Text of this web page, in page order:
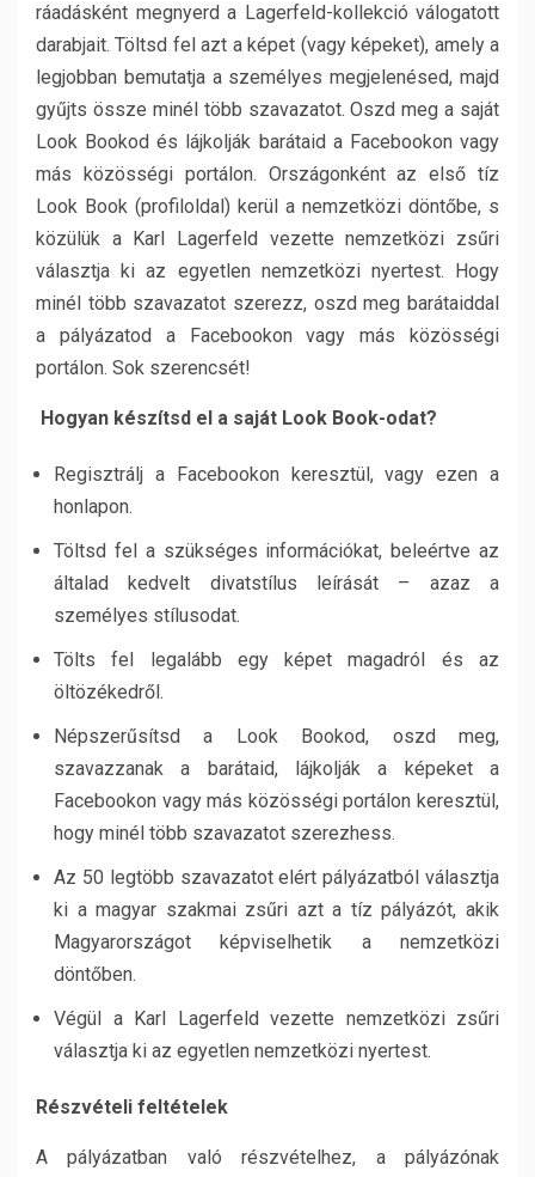
ráadásként megnyerd a Lagerfeld-kollekció válogatott
darabjait. Töltsd fel azt a képet (vagy képeket), amely a
legjobban bemutatja a személyes megjelenésed, majd
gyűjts össze minél több szavazatot. Oszd meg a saját
Look Bookod és lájkolják barátaid a Facebookon vagy
más közösségi portálon. Országonként az első tíz
Look Book (profiloldal) kerül a nemzetközi döntőbe, s
közülük a Karl Lagerfeld vezette nemzetközi zsűri
választja ki az egyetlen nemzetközi nyertest. Hogy
minél több szavazatot szerezz, oszd meg barátaiddal
a pályázatod a Facebookon vagy más közösségi
portálon. Sok szerencsét!
Hogyan készítsd el a saját Look Book-odat?
Regisztrálj a Facebookon keresztül, vagy ezen a
honlapon.
Töltsd fel a szükséges információkat, beleértve az
általad kedvelt divatstílus leírását – azaz a
személyes stílusodat.
Tölts fel legalább egy képet magadról és az
öltözékedről.
Népszerűsítsd a Look Bookod, oszd meg,
szavazzanak a barátaid, lájkolják a képeket a
Facebookon vagy más közösségi portálon keresztül,
hogy minél több szavazatot szerezhess.
Az 50 legtöbb szavazatot elért pályázatból választja
ki a magyar szakmai zsűri azt a tíz pályázót, akik
Magyarországot képviselhetik a nemzetközi
döntőben.
Végül a Karl Lagerfeld vezette nemzetközi zsűri
választja ki az egyetlen nemzetközi nyertest.
Részvételi feltételek
A pályázatban való részvételhez, a pályázónak